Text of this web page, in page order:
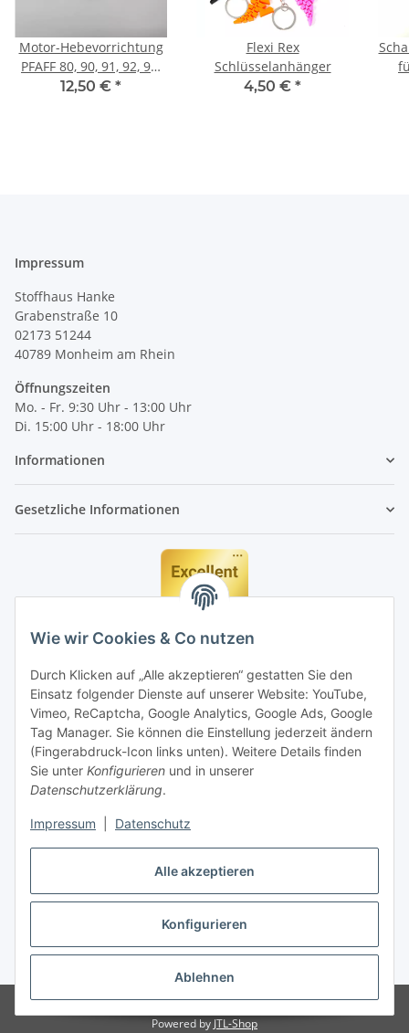
Alle akzeptieren
Konfigurieren
Ablehnen
Wie wir Cookies & Co nutzen
Durch Klicken auf „Alle akzeptieren“ gestatten Sie den
Einsatz folgender Dienste auf unserer Website: YouTube,
Vimeo, ReCaptcha, Google Analytics, Google Ads, Google
Tag Manager. Sie können die Einstellung jederzeit ändern
(Fingerabdruck-Icon links unten). Weitere Details finden
Sie unter Konfigurieren und in unserer
Datenschutzerklärung.
Impressum Datenschutz
Motor-Hebevorrichtung
PFAFF 80, 90, 91, 92, 93,
94, 95, 96, 97 NEU
12,50 € *
Flexi Rex
Schlüsselanhänger
4,50 € *
Impressum
Stoffhaus Hanke
Grabenstraße 10
02173 51244
40789 Monheim am Rhein
Öffnungszeiten
Mo. - Fr. 9:30 Uhr - 13:00 Uhr
Di. 15:00 Uhr - 18:00 Uhr
Informationen
Gesetzliche Informationen
* Alle Preise inkl. gesetzlicher MwSt., zzgl.
Powered by JTL-Shop